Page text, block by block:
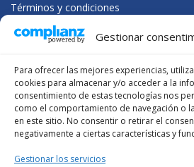
Gestionar
Para ofrecer las mejores experiencias,
cookies para almacenar y/o acceder a la
consentimiento de estas tecnologías nos
como el comportamiento de navegación o
en este sitio. No consentir o retirar el
negativamente a ciertas características y
Gestionar los servicios
Términos y condiciones